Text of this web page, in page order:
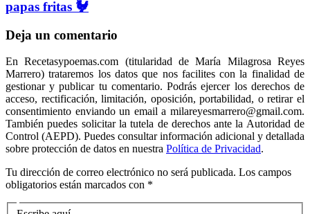
papas fritas 🐓
Deja un comentario
En Recetasypoemas.com (titularidad de María Milagrosa Reyes
Marrero) trataremos los datos que nos facilites con la finalidad de
gestionar y publicar tu comentario. Podrás ejercer los derechos de
acceso, rectificación, limitación, oposición, portabilidad, o retirar el
consentimiento enviando un email a milareyesmarrero@gmail.com.
También puedes solicitar la tutela de derechos ante la Autoridad de
Control (AEPD). Puedes consultar información adicional y detallada
sobre protección de datos en nuestra Política de Privacidad.
Tu dirección de correo electrónico no será publicada. Los campos
obligatorios están marcados con *